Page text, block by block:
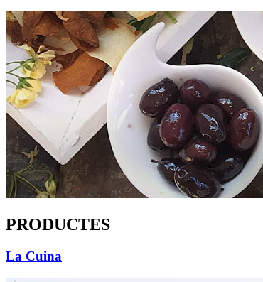
PRODUCTES
La Cuina